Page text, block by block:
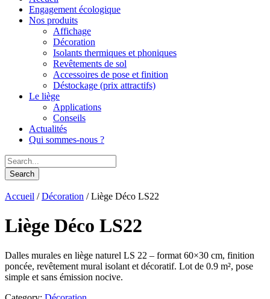
Engagement écologique
Nos produits
Affichage
Décoration
Isolants thermiques et phoniques
Revêtements de sol
Accessoires de pose et finition
Déstockage (prix attractifs)
Le liège
Applications
Conseils
Actualités
Qui sommes-nous ?
Accueil /Décoration / Liège Déco LS22
Liège Déco LS22
Dalles murales en liège naturel LS 22 – format 60×30 cm, finition
poncée, revêtement mural isolant et décoratif. Lot de 0.9 m², pose
simple et sans émission nocive.